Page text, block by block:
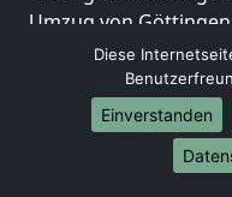
Umzug von
Umzug von
Umzug von
Umzug von
Umzug von
Umzug von
Diese
Einverstanden